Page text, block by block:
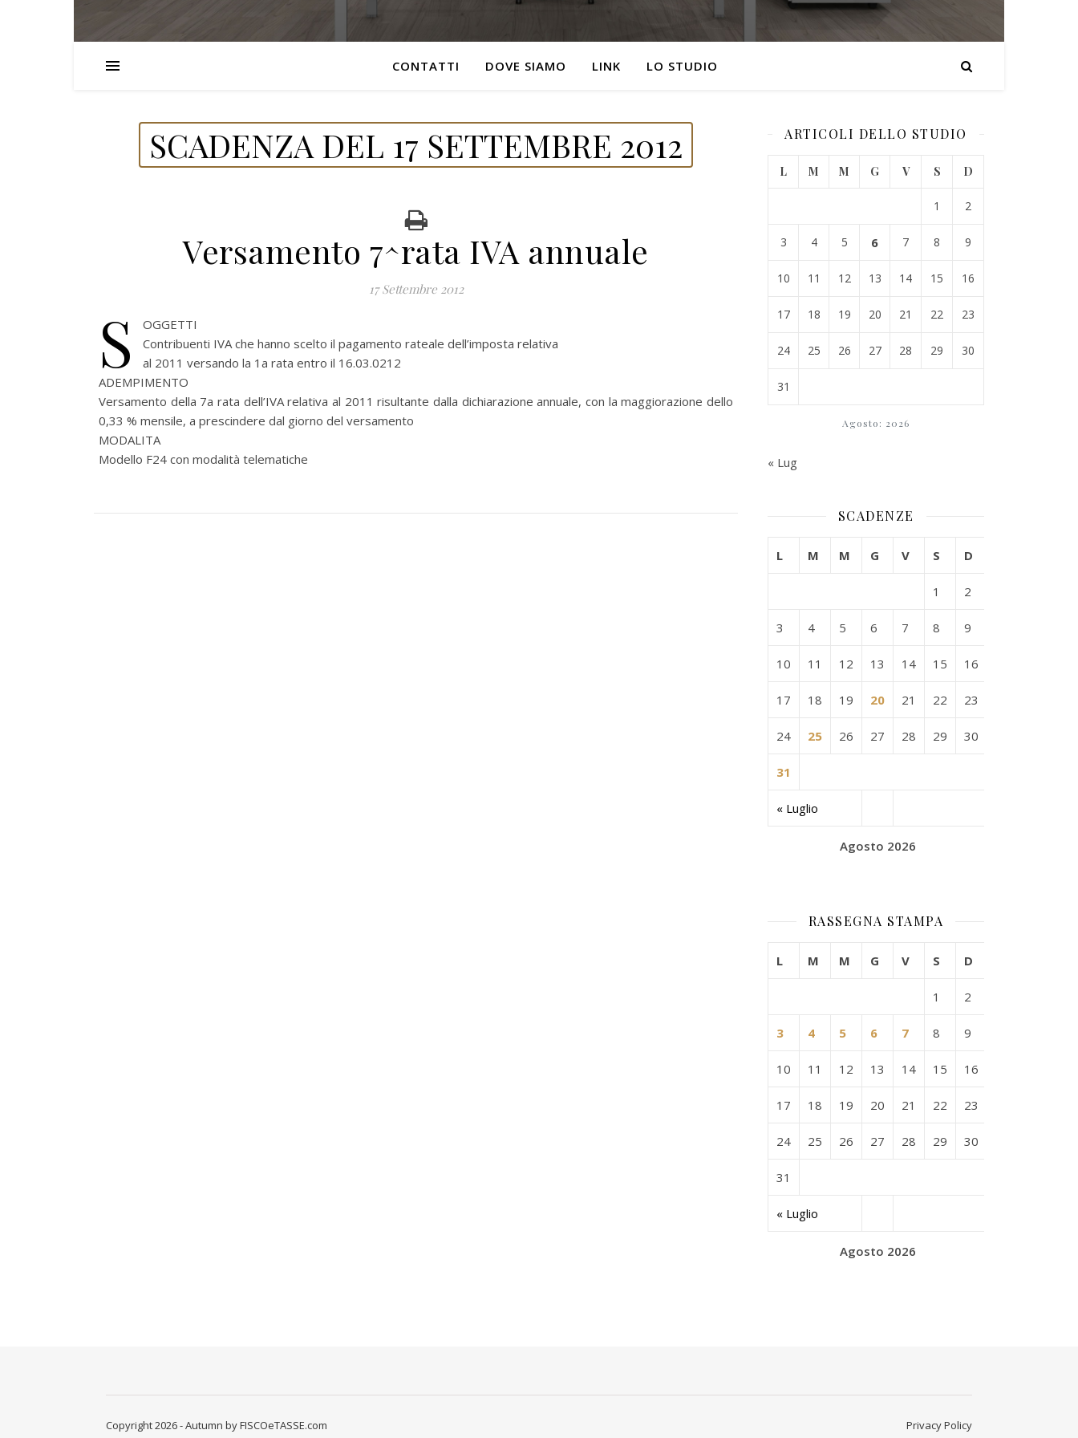
CONTATTI DOVE SIAMO LINK LO STUDIO
SCADENZA DEL 17 SETTEMBRE 2012
Versamento 7^rata IVA annuale
17 Settembre 2012
S
OGGETTI
Contribuenti IVA che hanno scelto il pagamento rateale dell’imposta relativa
al 2011 versando la 1a rata entro il 16.03.0212
ADEMPIMENTO
Versamento della 7a rata dell’IVA relativa al 2011 risultante dalla dichiarazione annuale, con la maggiorazione dello
0,33 % mensile, a prescindere dal giorno del versamento
MODALITA
Modello F24 con modalità telematiche
ARTICOLI DELLO STUDIO
Agosto: 2026
L M M G V S D
1 2
3 4 5 6 7 8 9
10 11 12 13 14 15 16
17 18 19 20 21 22 23
24 25 26 27 28 29 30
31
« Lug
SCADENZE
Agosto 2026
L M M G V S D
« Luglio
1 2
3 4 5 6 7 8 9
10 11 12 13 14 15 16
17 18 19 20 21 22 23
24 25 26 27 28 29 30
31
RASSEGNA STAMPA
Agosto 2026
L M M G V S D
« Luglio
1 2
3 4 5 6 7 8 9
10 11 12 13 14 15 16
17 18 19 20 21 22 23
24 25 26 27 28 29 30
31
Privacy Policy
Copyright 2026 - Autumn by FISCOeTASSE.com